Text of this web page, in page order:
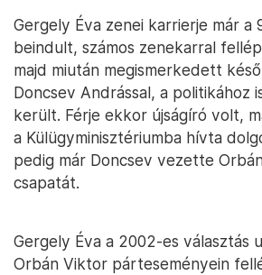
Gergely Éva zenei karrierje már a
beindult, számos zenekarral
majd miután megismerkedett
Doncsev Andrással, a politikához
került. Férje ekkor újságíró volt,
a Külügyminisztériumba hívta
pedig már Doncsev vezette
csapatát.
Gergely Éva a 2002-es választás
Orbán Viktor párteseményein